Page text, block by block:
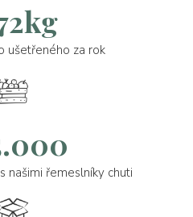
ušetřeného za rok
našimi řemeslníky chuti